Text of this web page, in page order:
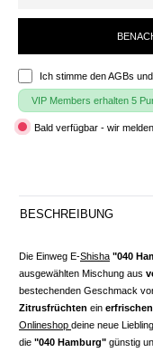
Ich stimme denAGBs
VIP Members erhalten 5
Bald verfügbar - wir
BESCHREIBUNG
Die Einweg E-Shisha "040
ausgewählten Mischung aus
bestechenden Geschmack
Zitrusfrüchten ein
Onlineshop deine neue
die "040 Hamburg" günstig